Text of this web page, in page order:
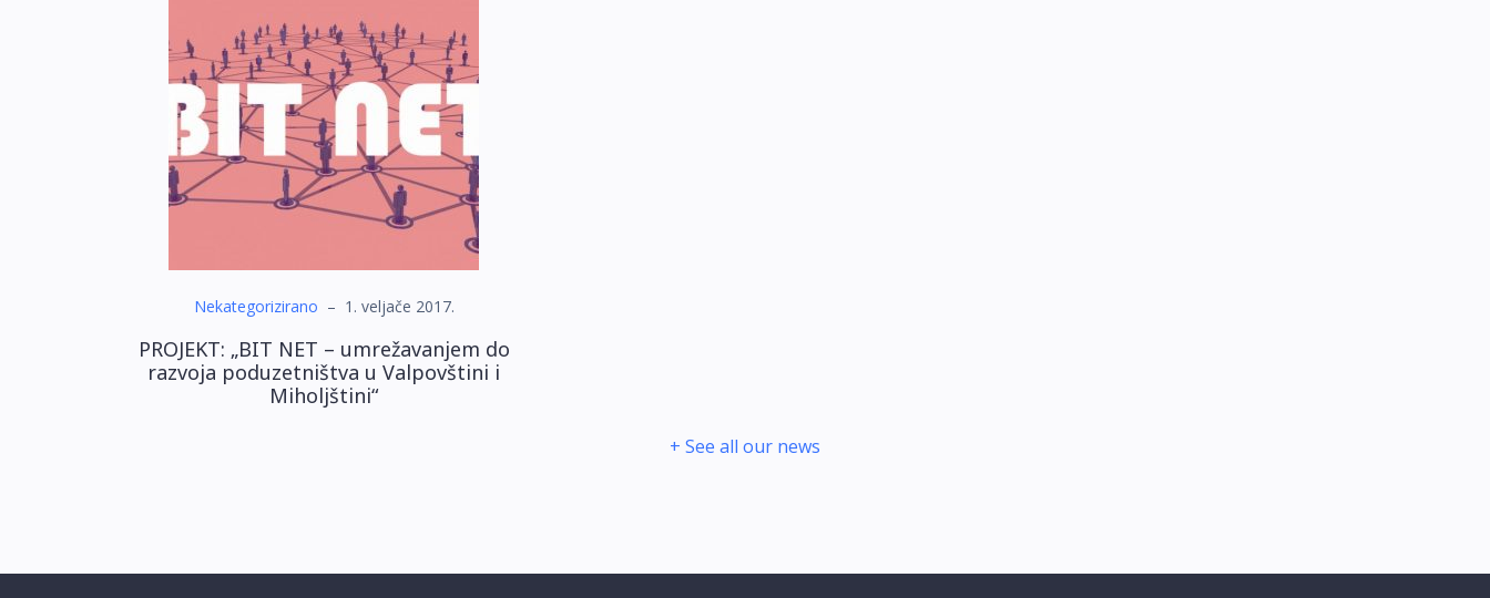
Nekategorizirano – 1. veljače 2017.
PROJEKT: „BIT NET – umrežavanjem do
razvoja poduzetništva u Valpovštini i
Miholjštini“
+ See all our news